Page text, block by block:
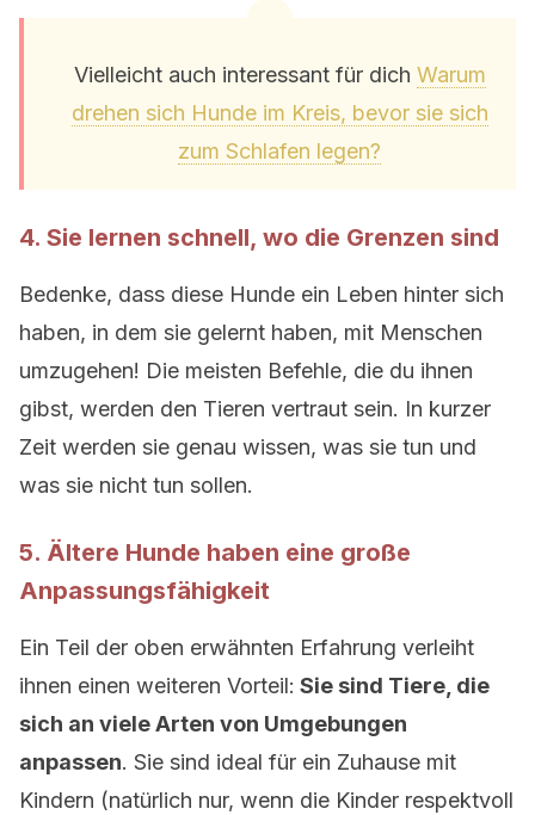
Vielleicht auch interessant für dich Warum
drehen sich Hunde im Kreis, bevor sie sich
zum Schlafen legen?
4. Sie lernen schnell, wo die Grenzen sind
Bedenke, dass diese Hunde ein Leben hinter sich
haben, in dem sie gelernt haben, mit Menschen
umzugehen! Die meisten Befehle, die du ihnen
gibst, werden den Tieren vertraut sein. In kurzer
Zeit werden sie genau wissen, was sie tun und
was sie nicht tun sollen.
5. Ältere Hunde haben eine große
Anpassungsfähigkeit
Ein Teil der oben erwähnten Erfahrung verleiht
ihnen einen weiteren Vorteil: Sie sind Tiere, die
sich an viele Arten von Umgebungen
anpassen. Sie sind ideal für ein Zuhause mit
Kindern (natürlich nur, wenn die Kinder respektvoll